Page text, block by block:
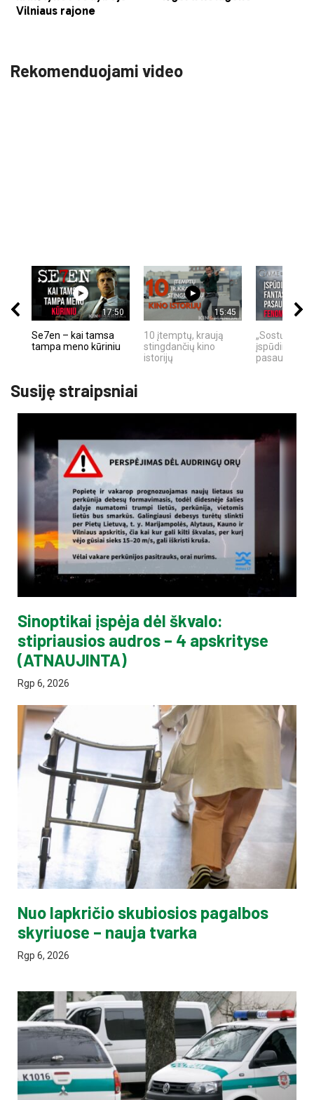
Rekomenduojami video
17:50
Se7en – kai tamsa
tampa meno kūriniu
15:45
10 įtemptų, kraują
stingdančių kino
istorijų
„Sostų
įspūdingas
pasaulio
Susiję straipsniai
Sinoptikai įspėja dėl škvalo:
stipriausios audros – 4 apskrityse
(ATNAUJINTA)
Rgp 6, 2026
Nuo lapkričio skubiosios pagalbos
skyriuose – nauja tvarka
Rgp 6, 2026